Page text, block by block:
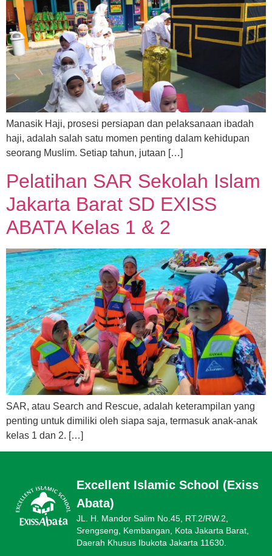
Manasik Haji, prosesi persiapan dan pelaksanaan ibadah
haji, adalah salah satu momen penting dalam kehidupan
seorang Muslim. Setiap tahun, jutaan […]
Pelatihan SAR Sekolah Islam
Jakarta Barat SD EXISS
ABATA Kelas 1 & 2
SAR, atau Search and Rescue, adalah keterampilan yang
penting untuk dimiliki oleh siapa saja, termasuk anak-anak
kelas 1 dan 2. […]
Excellent Islamic School (Exiss
Abata)
JL. H. Mandor Salim No.45, RT.2/RW.2,
Srengseng, Kembangan, Kota Jakarta Barat,
Daerah Khusus Ibukota Jakarta 11630.